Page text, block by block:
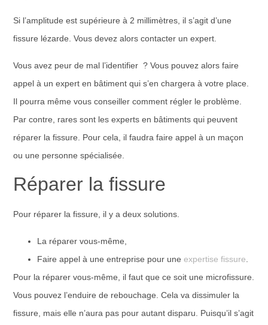
Si l’amplitude est supérieure à 2 millimètres, il s’agit d’une
fissure lézarde. Vous devez alors contacter un expert.
Vous avez peur de mal l’identifier ? Vous pouvez alors faire
appel à un expert en bâtiment qui s’en chargera à votre place.
Il pourra même vous conseiller comment régler le problème.
Par contre, rares sont les experts en bâtiments qui peuvent
réparer la fissure. Pour cela, il faudra faire appel à un maçon
ou une personne spécialisée.
Réparer la fissure
Pour réparer la fissure, il y a deux solutions.
La réparer vous-même,
Faire appel à une entreprise pour uneexpertise fissure
Pour la réparer vous-même, il faut que ce soit une microfissure.
Vous pouvez l’enduire de rebouchage. Cela va dissimuler la
fissure, mais elle n’aura pas pour autant disparu. Puisqu’il s’agit